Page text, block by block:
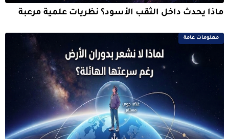
ماذا يحدث داخل الثقب الأسود؟ نظريات علمية مرعبة
معلومات عامة